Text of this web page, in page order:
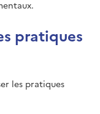
pratiques
les pratiques